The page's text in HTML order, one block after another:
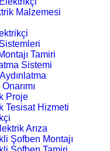
Malzemesi
Tamiri
Sistemi
Proje
Tesisat Hizmeti
Arıza
Şofben Montajı